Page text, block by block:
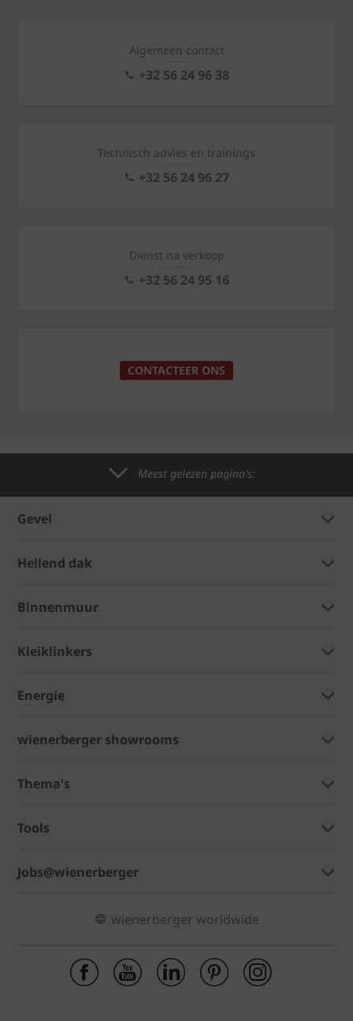
Algemeen contact
+32 56 24 96 38
Technisch advies en trainings
+32 56 24 96 27
Dienst na verkoop
+32 56 24 95 16
CONTACTEER ONS
Meest gelezen pagina's:
Gevel
Hellend dak
Binnenmuur
Kleiklinkers
Energie
wienerberger showrooms
Thema's
Tools
Jobs@wienerberger
wienerberger worldwide